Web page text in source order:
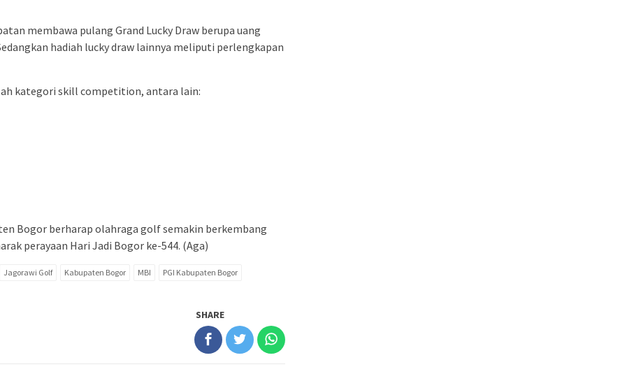
membawa pulang Grand Lucky Draw berupa uang
hadiah lucky draw lainnya meliputi perlengkapan
kategori skill competition, antara lain:
Bogor berharap olahraga golf semakin berkembang
perayaan Hari Jadi Bogor ke-544. (Aga)
Jagorawi Golf Kabupaten Bogor MBI
PGI Kabupaten Bogor
SHARE